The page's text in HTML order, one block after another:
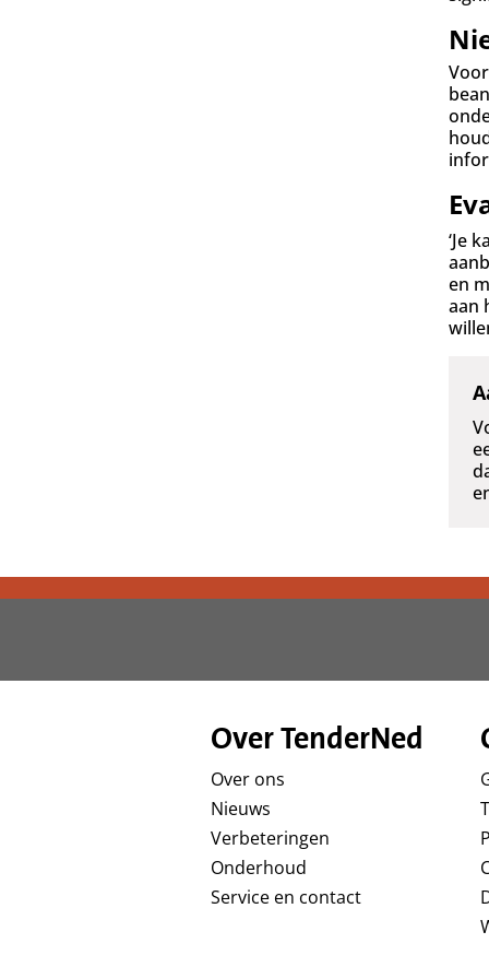
‘Je
en
aan
Over TenderNed
Over ons
Nieuws
Verbeteringen
Onderhoud
Service en contact